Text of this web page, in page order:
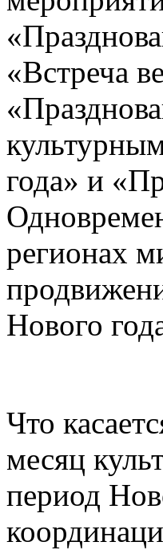
«Встреча
года» и
регионах
Нового
Что
месяц
период